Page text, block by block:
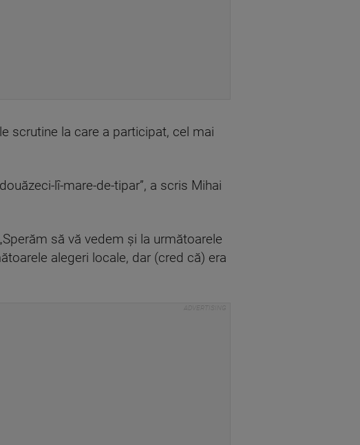
scrutine la care a participat, cel mai
lî-mare-de-tipar”, a scris Mihai
să vă vedem și la următoarele
alegeri locale, dar (cred că) era